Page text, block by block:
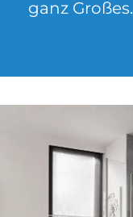
ganz Gro­ßes.